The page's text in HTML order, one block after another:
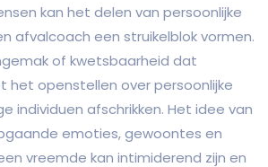
kan het delen van persoonlijke
afvalcoach een struikelblok vormen.
of kwetsbaarheid dat
openstellen over persoonlijke
individuen afschrikken. Het idee van
emoties, gewoontes en
vreemde kan intimiderend zijn en